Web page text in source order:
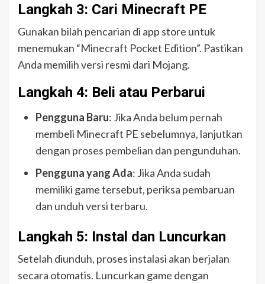
Langkah 3: Cari Minecraft PE
Gunakan bilah pencarian di app store untuk
menemukan “Minecraft Pocket Edition”. Pastikan
Anda memilih versi resmi dari Mojang.
Langkah 4: Beli atau Perbarui
Pengguna Baru: Jika Anda belum pernah
membeli Minecraft PE sebelumnya, lanjutkan
dengan proses pembelian dan pengunduhan.
Pengguna yang Ada: Jika Anda sudah
memiliki game tersebut, periksa pembaruan
dan unduh versi terbaru.
Langkah 5: Instal dan Luncurkan
Setelah diunduh, proses instalasi akan berjalan
secara otomatis. Luncurkan game dengan